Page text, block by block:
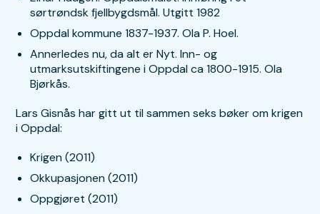
sørtrøndsk fjellbygdsmål. Utgitt 1982
Oppdal kommune 1837-1937. Ola P. Hoel.
Annerledes nu, da alt er Nyt. Inn- og
utmarksutskiftingene i Oppdal ca 1800-1915. Ola
Bjørkås.
Lars Gisnås har gitt ut til sammen seks bøker om krigen
i Oppdal:
Krigen (2011)
Okkupasjonen (2011)
Oppgjøret (2011)